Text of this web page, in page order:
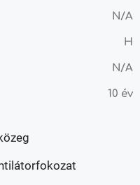
N/A
H
N/A
10 év